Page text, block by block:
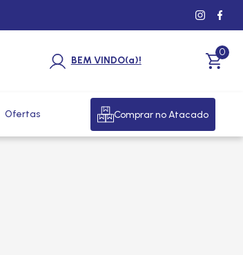
BEM VINDO(a)!
0
Ofertas Comprar no Atacado